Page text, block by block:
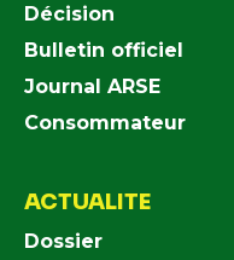
Décision
Bulletin officiel
Journal ARSE
Consommateur
ACTUALITE
Dossier